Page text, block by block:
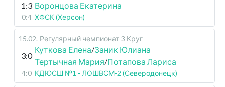
1:3 Воронцова Екатерина
0:4 ХФСК (Херсон)
15.02. Регулярный чемпионат 3 Круг
3:0
Куткова Елена/Заник Юлиана
Тертычная Мария/Потапова Лариса
4:0 КДЮСШ №1 - ЛОШВСМ-2 (Северодонецк)